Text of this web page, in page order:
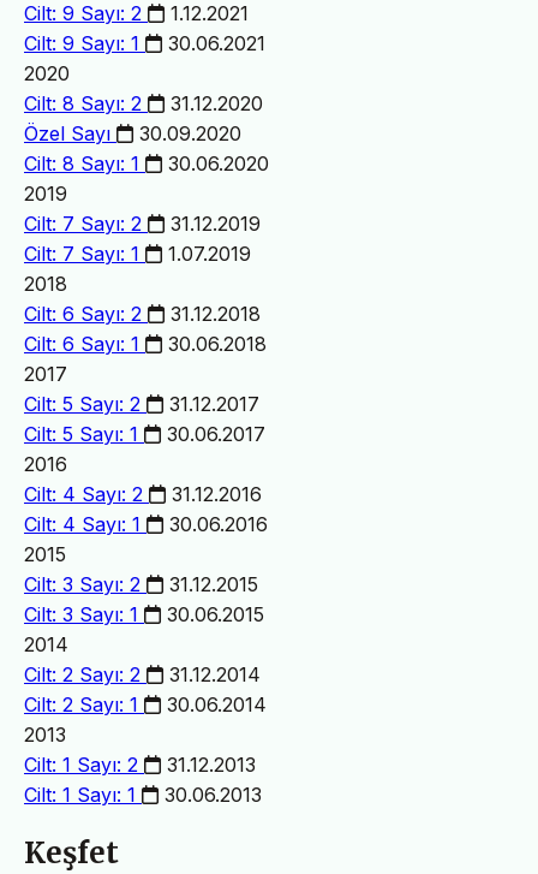
Cilt: 9 Sayı: 2
1.12.2021
Cilt: 9 Sayı: 1
30.06.2021
2020
Cilt: 8 Sayı: 2
31.12.2020
Özel Sayı
30.09.2020
Cilt: 8 Sayı: 1
30.06.2020
2019
Cilt: 7 Sayı: 2
31.12.2019
Cilt: 7 Sayı: 1
1.07.2019
2018
Cilt: 6 Sayı: 2
31.12.2018
Cilt: 6 Sayı: 1
30.06.2018
2017
Cilt: 5 Sayı: 2
31.12.2017
Cilt: 5 Sayı: 1
30.06.2017
2016
Cilt: 4 Sayı: 2
31.12.2016
Cilt: 4 Sayı: 1
30.06.2016
2015
Cilt: 3 Sayı: 2
31.12.2015
Cilt: 3 Sayı: 1
30.06.2015
2014
Cilt: 2 Sayı: 2
31.12.2014
Cilt: 2 Sayı: 1
30.06.2014
2013
Cilt: 1 Sayı: 2
31.12.2013
Cilt: 1 Sayı: 1
30.06.2013
Keşfet